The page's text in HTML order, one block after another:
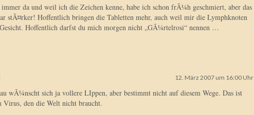
da und weil ich die Zeichen kenne, habe ich schon frÃ¼h geschmiert, aber das
stÃ¤rker! Hoffentlich bringen die Tabletten mehr, auch weil mir die Lymphknoten
Hoffentlich darfst du mich morgen nicht „GÃ¼rtelrosi“ nennen …
12. März 2007 um 16:00 Uhr
wÃ¼nscht sich ja vollere LIppen, aber bestimmt nicht auf diesem Wege. Das ist
Virus, den die Welt nicht braucht.